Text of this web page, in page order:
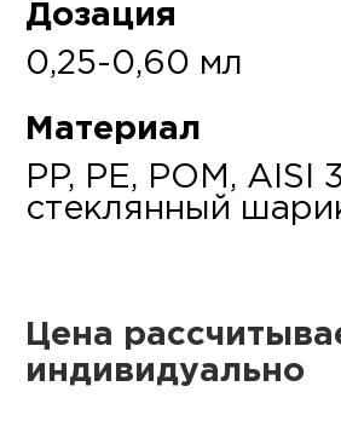
Дозация
0,25-0,60 мл
Материал
PP, PE, POM, AISI
стеклянный
Цена
индивидуально